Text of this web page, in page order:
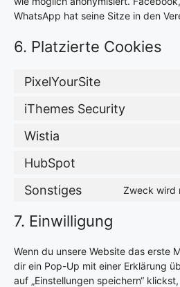
WhatsApp hat seine Sitze in den
6. Platzierte Cookies
PixelYourSite
iThemes Security
Wistia
HubSpot
Sonstiges Zweck wird
7. Einwilligung
Wenn du unsere Website das erste
dir ein Pop-Up mit einer Erklärung
auf „Einstellungen speichern“